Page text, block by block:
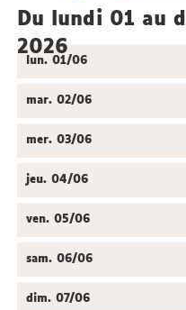
Agenda
du lundi 01 au dimanche 07 juin
2026
lun.01/06
mar.02/06
mer.03/06
jeu.04/06
ven.05/06
sam.06/06
dim.07/06